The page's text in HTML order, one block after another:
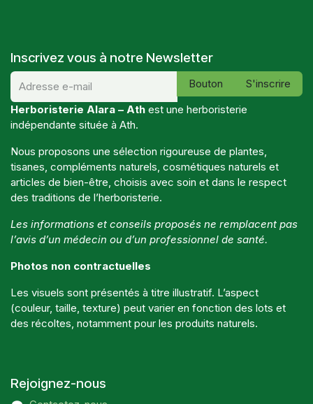
Inscrivez vous à notre Newsletter
Bouton
S'inscrire
Herboristerie Alara – Ath est une herboristerie
indépendante située à Ath.
Nous proposons une sélection rigoureuse de plantes,
tisanes, compléments naturels, cosmétiques naturels et
articles de bien-être, choisis avec soin et dans le respect
des traditions de l’herboristerie.
Les informations et conseils proposés ne remplacent pas
l’avis d’un médecin ou d’un professionnel de santé.
Photos non contractuelles
Les visuels sont présentés à titre illustratif. L’aspect
(couleur, taille, texture) peut varier en fonction des lots et
des récoltes, notamment pour les produits naturels.
Rejoignez-nous